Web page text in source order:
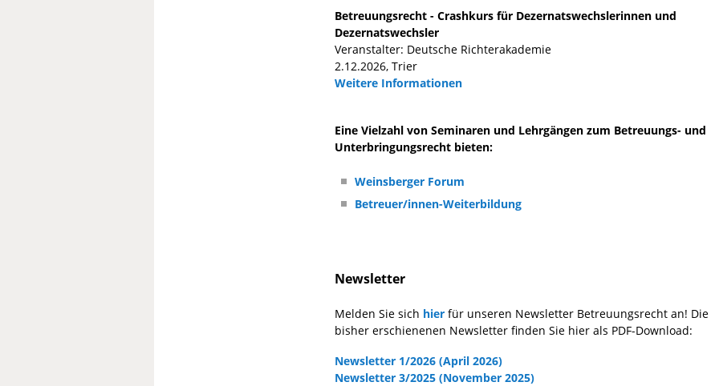
Betreuungsrecht - Crashkurs für Dezernatswechslerinnen und
Dezernatswechsler
Veranstalter: Deutsche Richterakademie
2.12.2026, Trier
Weitere Informationen
Eine Vielzahl von Seminaren und Lehrgängen zum Betreuungs- und
Unterbringungsrecht bieten:
Weinsberger Forum
Betreuer/innen-Weiterbildung
Newsletter
Melden Sie sich hier für unseren Newsletter Betreuungsrecht an! Die
bisher erschienenen Newsletter finden Sie hier als PDF-Download:
Newsletter 1/2026 (April 2026)
Newsletter 3/2025 (November 2025)